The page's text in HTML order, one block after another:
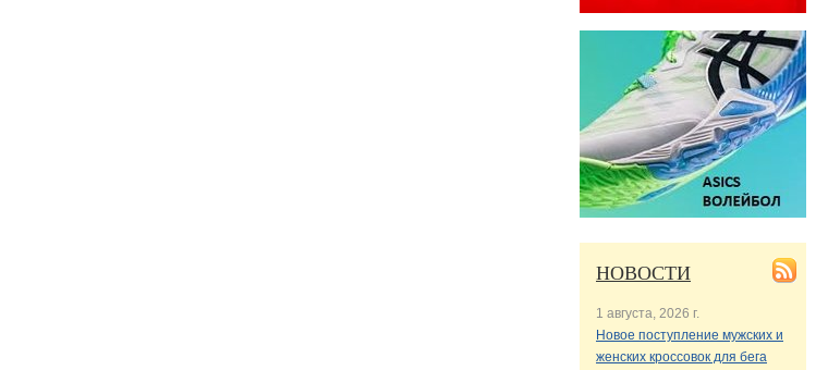
НОВОСТИ
1 августа, 2026 г.
Новое поступление мужских и
женских кроссовок для бега